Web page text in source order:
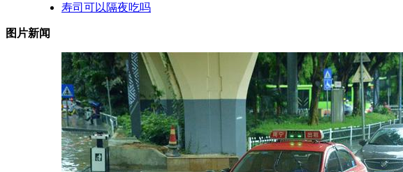
寿司可以隔夜吃吗
图片新闻